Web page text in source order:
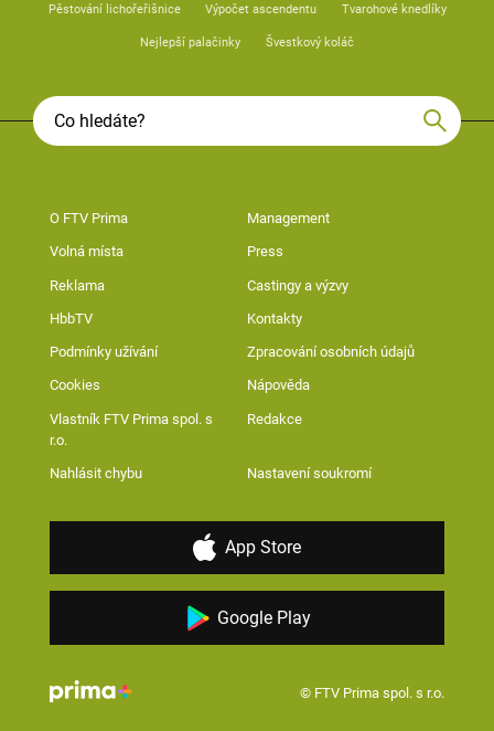
Pěstování lichořeřišnice Výpočet ascendentu Tvarohové knedlíky
Nejlepší palačinky Švestkový koláč
O FTV Prima Management
Volná místa Press
Reklama Castingy a výzvy
HbbTV Kontakty
Podmínky užívání Zpracování osobních údajů
Cookies Nápověda
Vlastník FTV Prima spol. s
r.o.
Redakce
Nahlásit chybu Nastavení soukromí
App Store
Google Play
© FTV Prima spol. s r.o.